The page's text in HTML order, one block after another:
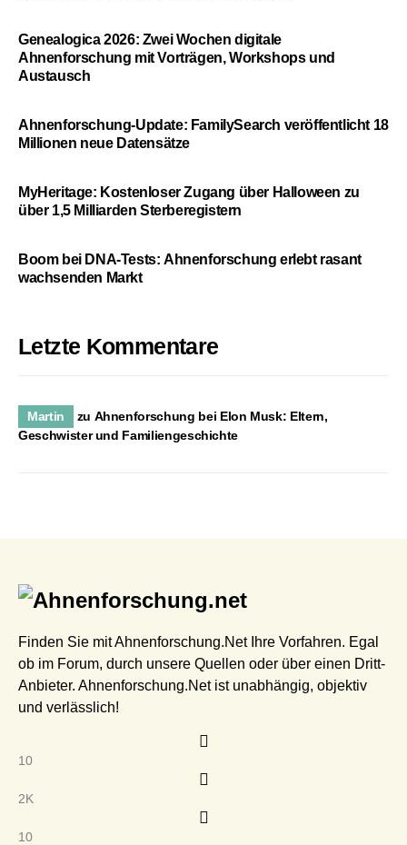
Genealogica 2026: Zwei Wochen digitale
Ahnenforschung mit Vorträgen, Workshops und
Austausch
Ahnenforschung-Update: FamilySearch veröffentlicht 18
Millionen neue Datensätze
MyHeritage: Kostenloser Zugang über Halloween zu
über 1,5 Milliarden Sterberegistern
Boom bei DNA-Tests: Ahnenforschung erlebt rasant
wachsenden Markt
Letzte Kommentare
Martin zu Ahnenforschung bei Elon Musk: Eltern,
Geschwister und Familiengeschichte
Finden Sie mit Ahnenforschung.Net Ihre Vorfahren. Egal
ob im Forum, durch unsere Quellen oder über einen Dritt-
Anbieter. Ahnenforschung.Net ist unabhängig, objektiv
und verlässlich!
10
2K
10